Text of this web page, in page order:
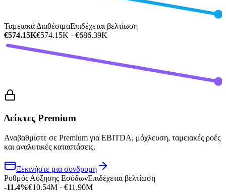
Ταμειακά ΔιαθέσιμαΕπιδέχεται βελτίωση
€574.15K€574.15K · €686.39K
Δείκτες Premium
Αναβαθμίστε σε Premium για EBITDA, μόχλευση, ταμειακές ροές
και αναλυτικές καταστάσεις.
Ξεκινήστε μια συνδρομή
Ρυθμός Αύξησης ΕσόδωνΕπιδέχεται βελτίωση
-11.4%€10.54M · €11.90M